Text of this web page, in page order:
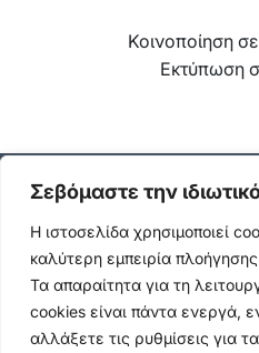
Σεβόμαστε την
Η ιστοσελίδα χρησιμοποιεί
καλύτερη εμπειρία
Τα απαραίτητα για τη
cookies είναι πάντα ενεργά,
αλλάξετε τις ρυθμίσεις για
Κοινοποίηση
Εκτύπωση
Site Map
Επικαιρότητα
Θέλω να
Ανακαλύψτε
Δείτε - Ακούστε
Σημαντικοί Σύνδεσμοι